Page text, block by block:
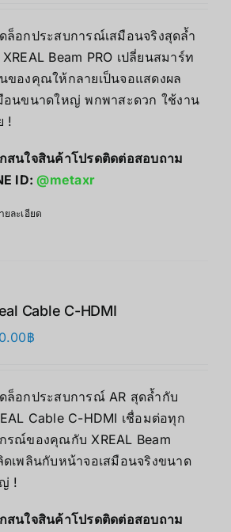
ล็อกประสบการณ์เสมือนจริงสุดล้ำ
Beam PRO เปลี่ยนสมาร์ท
ของคุณให้กลายเป็นจอแสดงผล
อนขนาดใหญ่ พกพาสะดวก ใช้งาน
!
สนใจสินค้าโปรดติดต่อสอบถาม
ID:@metaxr
ยละเอียด
Cable C-HDMI
฿
ล็อกประสบการณ์ AR สุดล้ำกับ
Cable C-HDMI เชื่อมต่อทุก
รณ์ของคุณกับ XREAL Beam
ดเพลินกับหน้าจอเสมือนจริงขนาด
!
สนใจสินค้าโปรดติดต่อสอบถาม